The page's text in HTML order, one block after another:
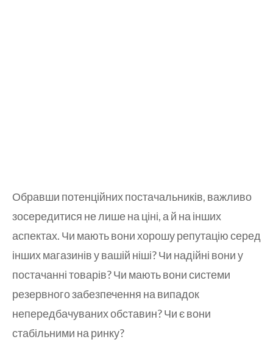
Обравши потенційних постачальників, важливо
зосередитися не лише на ціні, а й на інших
аспектах. Чи мають вони хорошу репутацію серед
інших магазинів у вашій ніші? Чи надійні вони у
постачанні товарів? Чи мають вони системи
резервного забезпечення на випадок
непередбачуваних обставин? Чи є вони
стабільними на ринку?